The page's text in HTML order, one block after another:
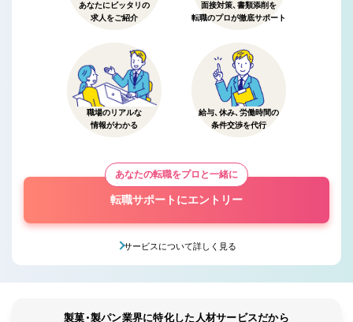
あなたにピッタリの
求人をご紹介
面接対策、書類添削を
転職のプロが徹底サポート
職場のリアルな
情報がわかる
給与、休み、労働時間の
条件交渉を代行
あなたの転職をプロと一緒に
転職サポートにエントリー
サービスについて詳しく見る
製菓・製パン業界に特化した人材サービスだから